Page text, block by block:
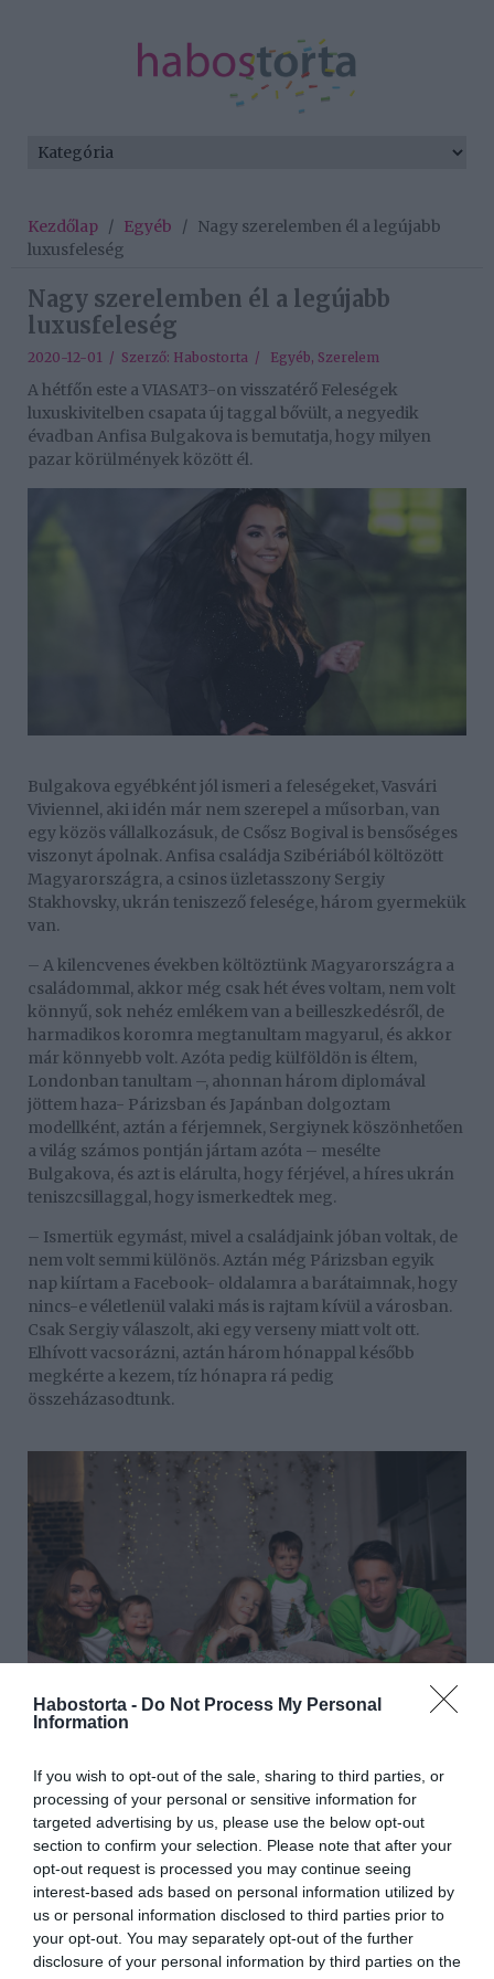
Habostorta - Do Not Process My Personal
Information
If you wish to opt-out of the sale, sharing to third parties, or
processing of your personal or sensitive information for
targeted advertising by us, please use the below opt-out
section to confirm your selection. Please note that after your
opt-out request is processed you may continue seeing
interest-based ads based on personal information utilized by
us or personal information disclosed to third parties prior to
your opt-out. You may separately opt-out of the further
disclosure of your personal information by third parties on the
Kezdőlap / Egyéb / Nagy szerelemben él a legújabb
luxusfeleség
Nagy szerelemben él a legújabb
luxusfeleség
2020-12-01 / Szerző: Habostorta / Egyéb, Szerelem
A hétfőn este a VIASAT3-on visszatérő Feleségek
luxuskivitelben csapata új taggal bővült, a negyedik
évadban Anfisa Bulgakova is bemutatja, hogy milyen
pazar körülmények között él.
Bulgakova egyébként jól ismeri a feleségeket, Vasvári
Viviennel, aki idén már nem szerepel a műsorban, van
egy közös vállalkozásuk, de Csősz Bogival is bensőséges
viszonyt ápolnak. Anfisa családja Szibériából költözött
Magyarországra, a csinos üzletasszony Sergiy
Stakhovsky, ukrán teniszező felesége, három gyermekük
van.
– A kilencvenes években költöztünk Magyarországra a
családommal, akkor még csak hét éves voltam, nem volt
könnyű, sok nehéz emlékem van a beilleszkedésről, de
harmadikos koromra megtanultam magyarul, és akkor
már könnyebb volt. Azóta pedig külföldön is éltem,
Londonban tanultam –, ahonnan három diplomával
jöttem haza- Párizsban és Japánban dolgoztam
modellként, aztán a férjemnek, Sergiynek köszönhetően
a világ számos pontján jártam azóta – mesélte
Bulgakova, és azt is elárulta, hogy férjével, a híres ukrán
teniszcsillaggal, hogy ismerkedtek meg.
– Ismertük egymást, mivel a családjaink jóban voltak, de
nem volt semmi különös. Aztán még Párizsban egyik
nap kiírtam a Facebook- oldalamra a barátaimnak, hogy
nincs-e véletlenül valaki más is rajtam kívül a városban.
Csak Sergiy válaszolt, aki egy verseny miatt volt ott.
Elhívott vacsorázni, aztán három hónappal később
megkérte a kezem, tíz hónapra rá pedig
összeházasodtunk.
A Beauty coachként foglalatoskodó Anfisa, a korábbi
szereplőkkel szemben hisz a természetes szépség
fontosságában, így a botox helyett az arcjógát ajánlja
mindenkinek. – Fontos, hogy fenntartsuk az
egyéniségünket és megőrizzük a vonásainkat, ezért, én
az arcjógában hiszek: ha jól és rendszeresen végezzük,
akár 10 évet is lehet fiatalodni vele.
Anfisa azt is elárulta, hogy Szerhij Rebrov, korábban
kiváló focista, jelenleg a Fradi edzője, a család nagyon jó